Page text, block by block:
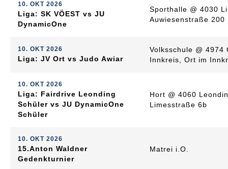
10. OKT 2026
Liga: SK VÖEST vs JU
DynamicOne
Sporthalle @ 4030
Auwiesenstraße 200
10. OKT 2026
Liga: JV Ort vs Judo Awiar
Volksschule @ 4974
Innkreis, Ort im
10. OKT 2026
Liga: Fairdrive Leonding
Schüler vs JU DynamicOne
Schüler
Hort @ 4060
Limesstraße 6b
10. OKT 2026
15.Anton Waldner
Gedenkturnier
Matrei i.O.